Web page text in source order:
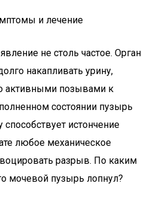
и лечение
не столь частое. Орган
накапливать урину,
активными позывами к
состоянии пузырь
истончение
любое механическое
разрыв. По каким
мочевой пузырь лопнул?